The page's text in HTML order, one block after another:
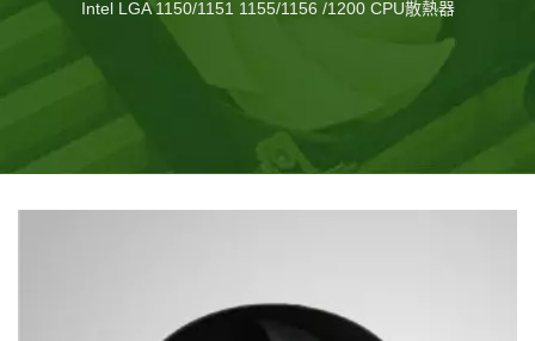
散熱器 / 鋁鰭散熱片/ TDP
Intel LGA 1150/1151 1155/1156 /1200 CPU散熱器